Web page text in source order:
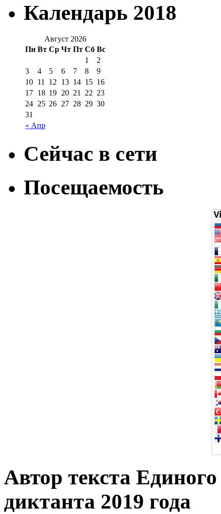
Календарь 2018
Август 2026
Пн Вт Ср Чт Пт Сб Вс
« Апр
1
2
3
4 5 6 7 8
9
10 11 12 13 14 15 16
17 18 19 20 21 22 23
24 25 26 27 28 29 30
31
Сейчас в сети
Посещаемость
Автор текста
диктанта 2019 года